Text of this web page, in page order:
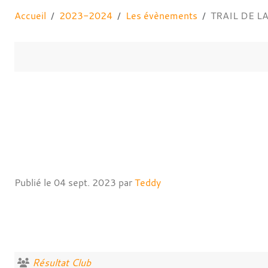
Accueil 2023-2024 Les évènements TRAIL DE
Publié le 04 sept. 2023 parTeddy
Résultat Club